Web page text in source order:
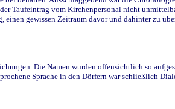
Taufeintrag vom Kirchenpersonal nicht
gewissen Zeitraum davor und dahinter zu
Die Namen wurden offensichtlich so
Sprache in den Dörfern war schließlich